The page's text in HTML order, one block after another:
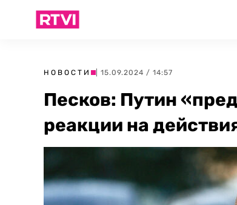
НОВОСТИ | 15.09.2024 / 14:57
Песков: Путин
реакции на